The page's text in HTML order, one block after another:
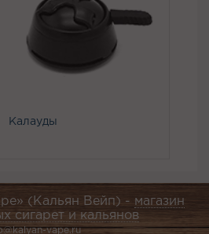
Калауды
(Кальян Вейп) - магазин
сигарет и кальянов
vape.ru